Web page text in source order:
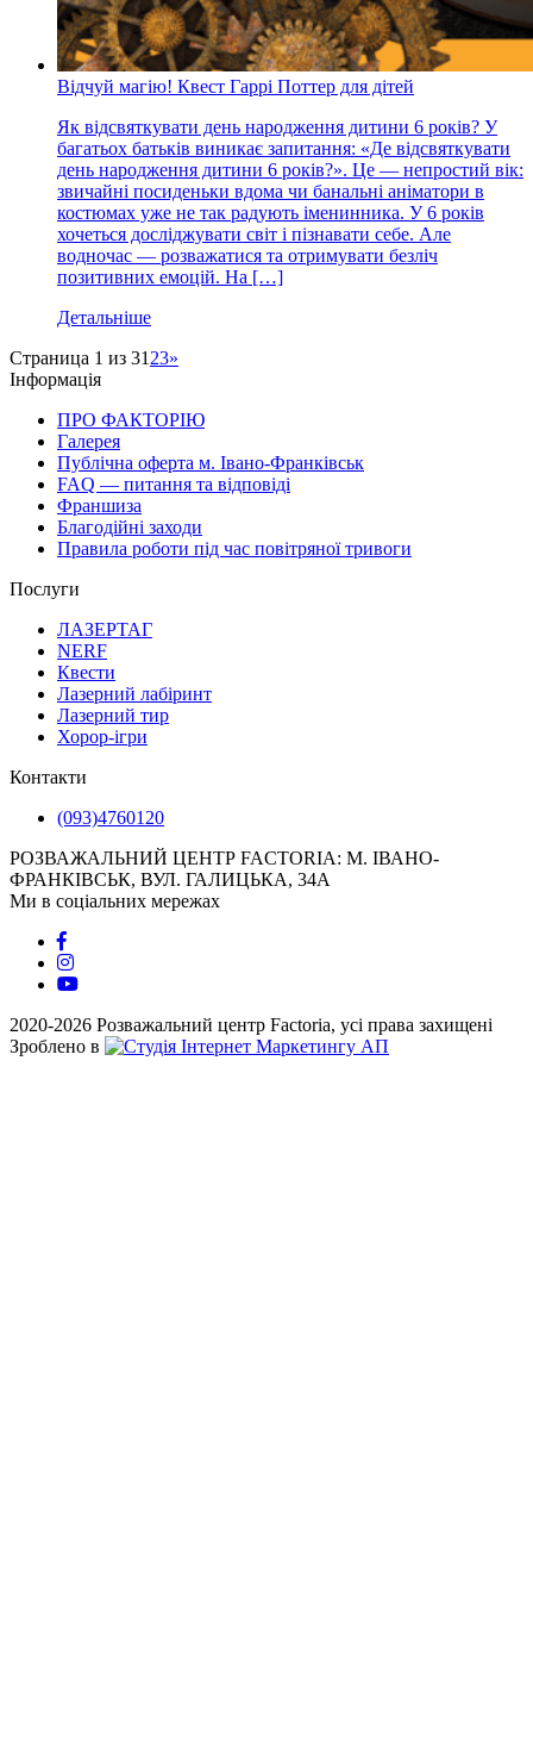
Відчуй магію! Квест Гаррі Поттер для дітей
Як відсвяткувати день народження дитини 6 років? У
багатьох батьків виникає запитання: «Де відсвяткувати
день народження дитини 6 років?». Це — непростий вік:
звичайні посиденьки вдома чи банальні аніматори в
костюмах уже не так радують іменинника. У 6 років
хочеться досліджувати світ і пізнавати себе. Але
водночас — розважатися та отримувати безліч
позитивних емоцій. На […]
Детальніше
Страница 1 из 31 23»
Інформація
ПРО ФАКТОРІЮ
Галерея
Публічна оферта м. Івано-Франківськ
FAQ — питання та відповіді
Франшиза
Благодійні заходи
Правила роботи під час повітряної тривоги
Послуги
ЛАЗЕРТАГ
NERF
Квести
Лазерний лабіринт
Лазерний тир
Хорор-ігри
Контакти
(093)4760120
РОЗВАЖАЛЬНИЙ ЦЕНТР FACTORIA: М. ІВАНО-
ФРАНКІВСЬК, ВУЛ. ГАЛИЦЬКА, 34А
Ми в соціальних мережах
2020-2026 Розважальний центр Factoria, усі права захищені
Зроблено в